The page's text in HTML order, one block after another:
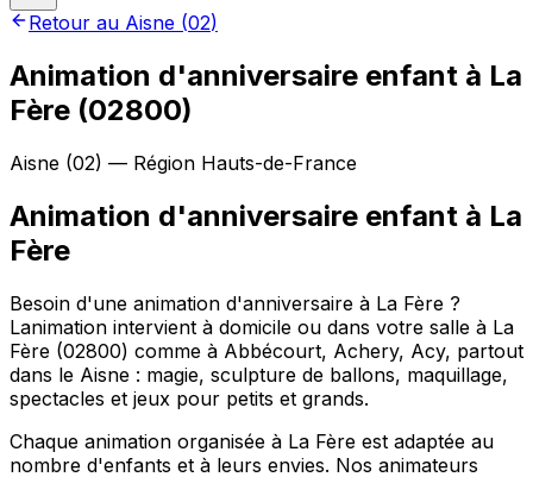
Retour au Aisne (02)
Animation d'anniversaire enfant à La
Fère (02800)
Aisne (02) — Région Hauts-de-France
Animation d'anniversaire enfant à La
Fère
Besoin d'une animation d'anniversaire à La Fère ?
Lanimation intervient à domicile ou dans votre salle à La
Fère (02800) comme à Abbécourt, Achery, Acy, partout
dans le Aisne : magie, sculpture de ballons, maquillage,
spectacles et jeux pour petits et grands.
Chaque animation organisée à La Fère est adaptée au
nombre d'enfants et à leurs envies. Nos animateurs